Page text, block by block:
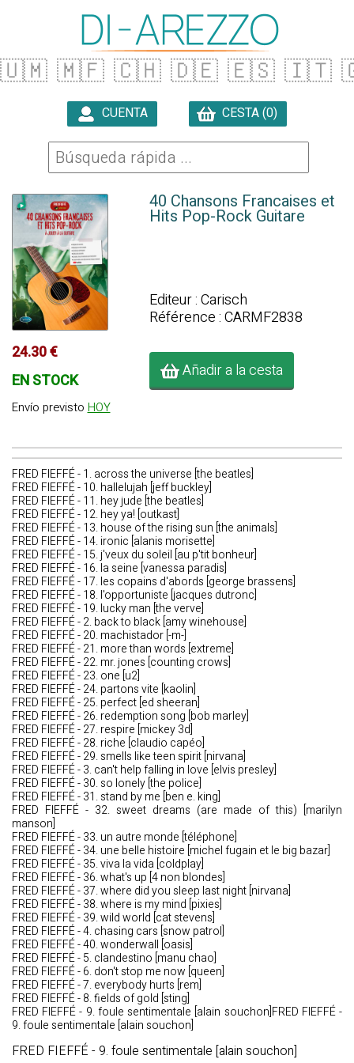
🇺🇲 🇲🇫 🇨🇭 🇩🇪 🇪🇸 🇮🇹
CUENTA CESTA (0)
24.30 €
EN STOCK
Envío previsto HOY
40 Chansons Francaises et
Hits Pop-Rock Guitare
Editeur : Carisch
Référence : CARMF2838
Añadir a la cesta
FRED FIEFFÉ - 1. across the universe [the beatles]
FRED FIEFFÉ - 10. hallelujah [jeff buckley]
FRED FIEFFÉ - 11. hey jude [the beatles]
FRED FIEFFÉ - 12. hey ya! [outkast]
FRED FIEFFÉ - 13. house of the rising sun [the animals]
FRED FIEFFÉ - 14. ironic [alanis morisette]
FRED FIEFFÉ - 15. j'veux du soleil [au p'tit bonheur]
FRED FIEFFÉ - 16. la seine [vanessa paradis]
FRED FIEFFÉ - 17. les copains d'abords [george brassens]
FRED FIEFFÉ - 18. l'opportuniste [jacques dutronc]
FRED FIEFFÉ - 19. lucky man [the verve]
FRED FIEFFÉ - 2. back to black [amy winehouse]
FRED FIEFFÉ - 20. machistador [-m-]
FRED FIEFFÉ - 21. more than words [extreme]
FRED FIEFFÉ - 22. mr. jones [counting crows]
FRED FIEFFÉ - 23. one [u2]
FRED FIEFFÉ - 24. partons vite [kaolin]
FRED FIEFFÉ - 25. perfect [ed sheeran]
FRED FIEFFÉ - 26. redemption song [bob marley]
FRED FIEFFÉ - 27. respire [mickey 3d]
FRED FIEFFÉ - 28. riche [claudio capéo]
FRED FIEFFÉ - 29. smells like teen spirit [nirvana]
FRED FIEFFÉ - 3. can't help falling in love [elvis presley]
FRED FIEFFÉ - 30. so lonely [the police]
FRED FIEFFÉ - 31. stand by me [ben e. king]
FRED FIEFFÉ - 32. sweet dreams (are made of this) [marilyn
manson]
FRED FIEFFÉ - 33. un autre monde [téléphone]
FRED FIEFFÉ - 34. une belle histoire [michel fugain et le big bazar]
FRED FIEFFÉ - 35. viva la vida [coldplay]
FRED FIEFFÉ - 36. what's up [4 non blondes]
FRED FIEFFÉ - 37. where did you sleep last night [nirvana]
FRED FIEFFÉ - 38. where is my mind [pixies]
FRED FIEFFÉ - 39. wild world [cat stevens]
FRED FIEFFÉ - 4. chasing cars [snow patrol]
FRED FIEFFÉ - 40. wonderwall [oasis]
FRED FIEFFÉ - 5. clandestino [manu chao]
FRED FIEFFÉ - 6. don't stop me now [queen]
FRED FIEFFÉ - 7. everybody hurts [rem]
FRED FIEFFÉ - 8. fields of gold [sting]
FRED FIEFFÉ - 9. foule sentimentale [alain souchon]FRED FIEFFÉ -
9. foule sentimentale [alain souchon]
FRED FIEFFÉ - 9. foule sentimentale [alain souchon]